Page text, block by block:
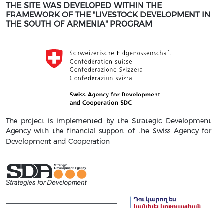
THE SITE WAS DEVELOPED WITHIN THE
FRAMEWORK OF THE "LIVESTOCK DEVELOPMENT IN
THE SOUTH OF ARMENIA" PROGRAM
The project is implemented by the Strategic Development
Agency with the financial support of the Swiss Agency for
Development and Cooperation